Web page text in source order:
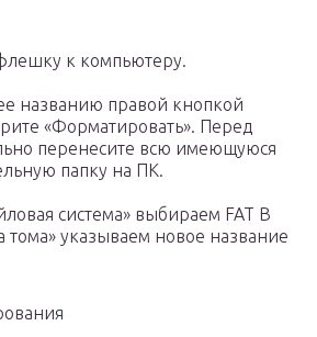
к компьютеру.
названию правой кнопкой
«Форматировать». Перед
перенесите всю имеющуюся
папку на ПК.
система» выбираем FAT В
тома» указываем новое название